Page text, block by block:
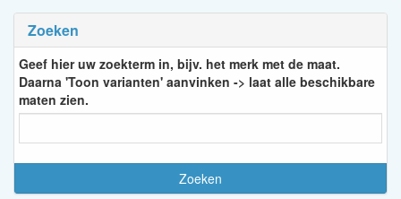
Zoeken
Geef hier uw zoekterm in, bijv. het merk met de maat.
Daarna 'Toon varianten' aanvinken -> laat alle beschikbare
maten zien.